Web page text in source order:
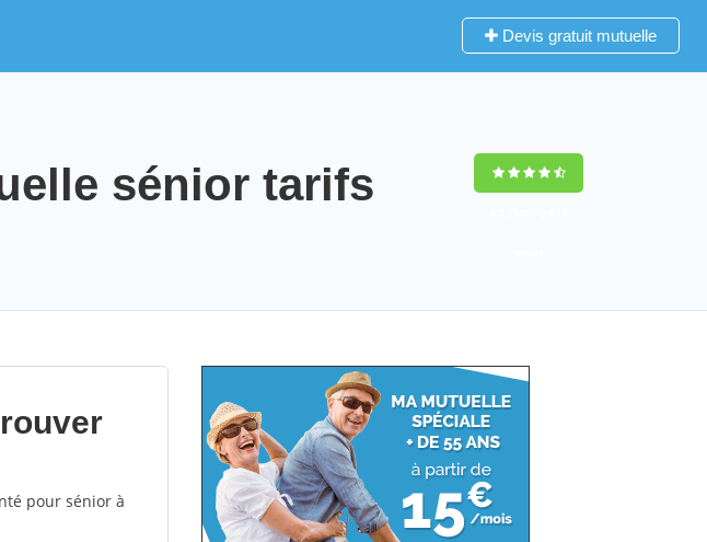
Devis gratuit mutuelle
sénior tarifs
pour sénior à